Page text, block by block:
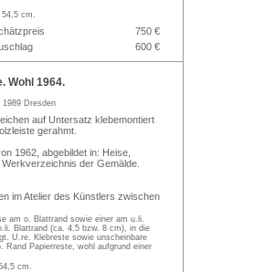
cm.
750 €
600 €
Wohl 1964.
1989 Dresden
auf Untersatz klebemontiert
gerahmt.
1962, abgebildet in: Heise,
der Gemälde.
im Atelier des Künstlers zwischen
am o. Blattrand sowie einer am u.li.
Blattrand (ca. 4,5 bzw. 8 cm), in die
U.re. Klebreste sowie unscheinbare
Rand Papierreste, wohl aufgrund einer
cm.